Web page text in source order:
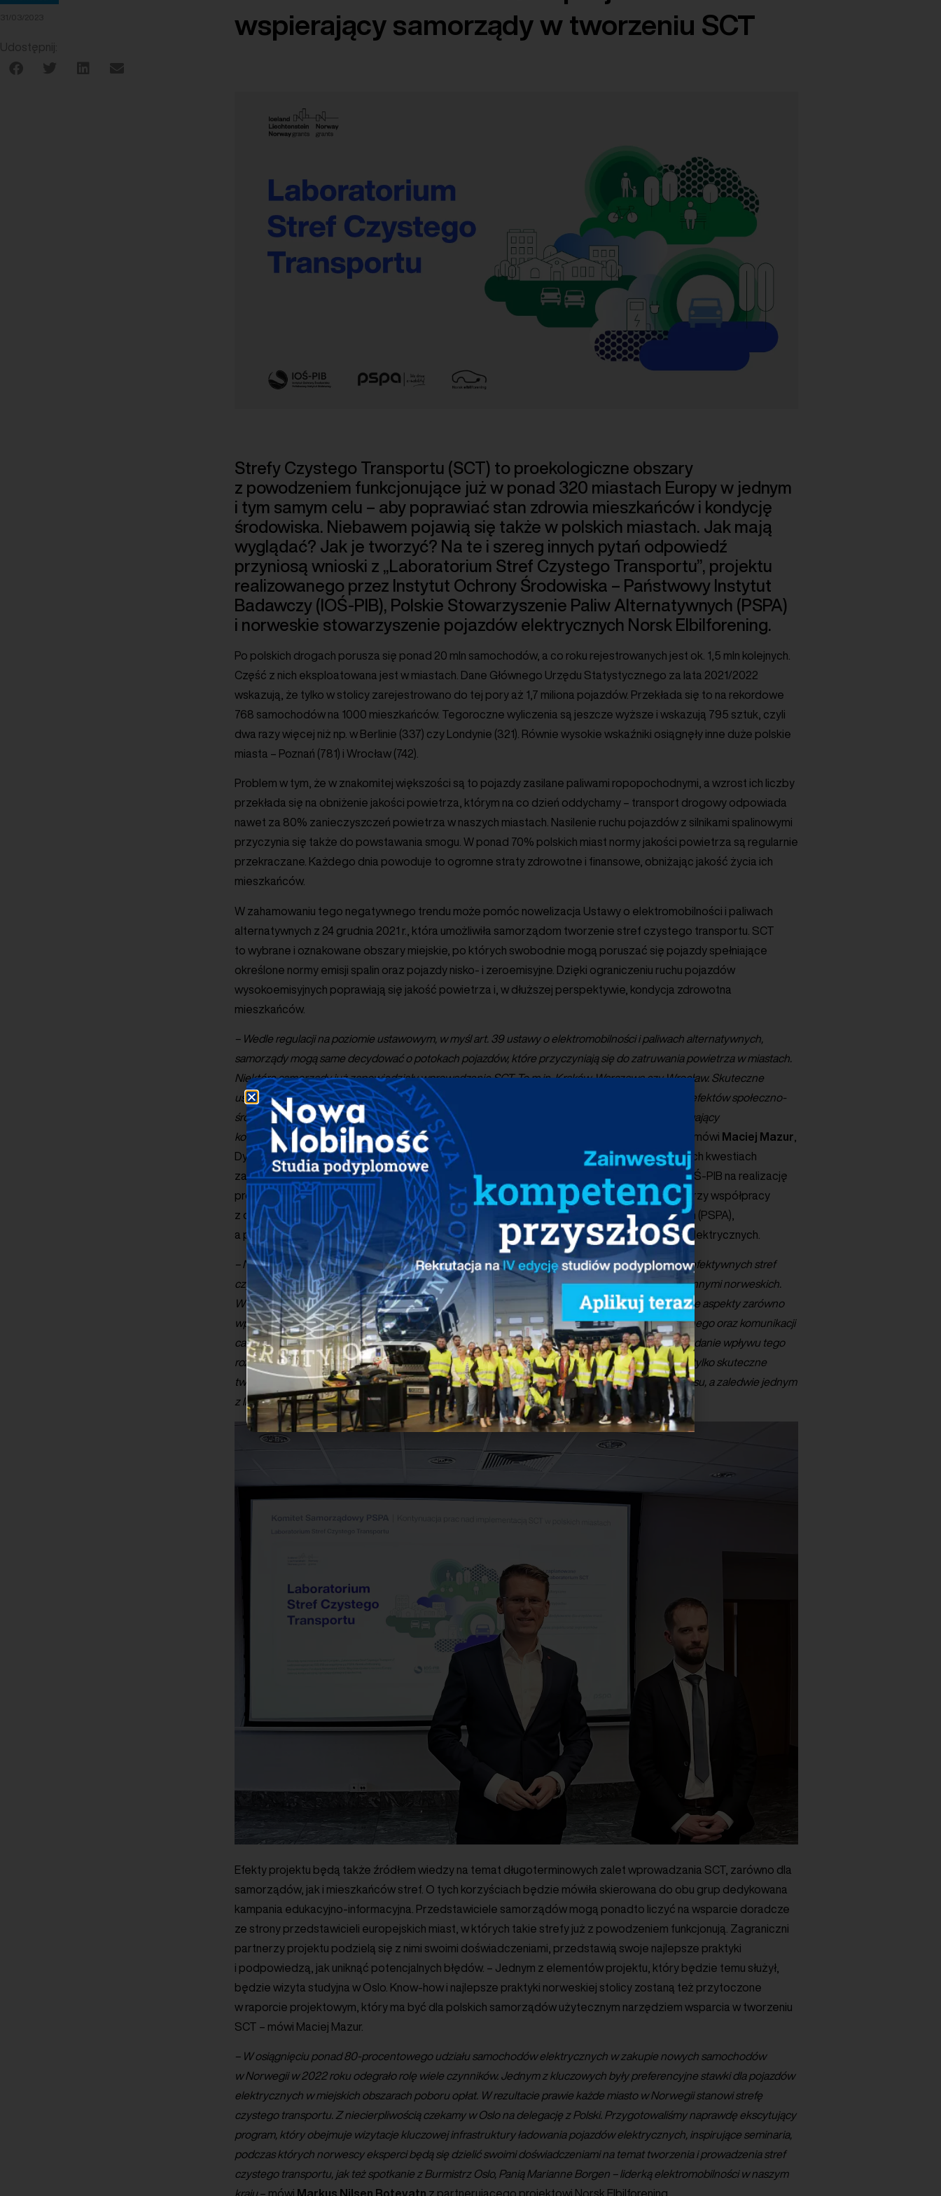
31/03/2023
Udostępnij:
wspierający samorządy w tworzeniu SCT
Strefy Czystego Transportu (SCT) to proekologiczne obszary
z powodzeniem funkcjonujące już w ponad 320 miastach Europy w jednym
i tym samym celu – aby poprawiać stan zdrowia mieszkańców i kondycję
środowiska. Niebawem pojawią się także w polskich miastach. Jak mają
wyglądać? Jak je tworzyć? Na te i szereg innych pytań odpowiedź
przyniosą wnioski z „Laboratorium Stref Czystego Transportu”, projektu
realizowanego przez Instytut Ochrony Środowiska – Państwowy Instytut
Badawczy (IOŚ-PIB), Polskie Stowarzyszenie Paliw Alternatywnych (PSPA)
i norweskie stowarzyszenie pojazdów elektrycznych Norsk Elbilforening.
Po polskich drogach porusza się ponad 20 mln samochodów, a co roku rejestrowanych jest ok. 1,5 mln kolejnych.
Część z nich eksploatowana jest w miastach. Dane Głównego Urzędu Statystycznego za lata 2021/2022
wskazują, że tylko w stolicy zarejestrowano do tej pory aż 1,7 miliona pojazdów. Przekłada się to na rekordowe
768 samochodów na 1000 mieszkańców. Tegoroczne wyliczenia są jeszcze wyższe i wskazują 795 sztuk, czyli
dwa razy więcej niż np. w Berlinie (337) czy Londynie (321). Równie wysokie wskaźniki osiągnęły inne duże polskie
miasta – Poznań (781) i Wrocław (742).
Problem w tym, że w znakomitej większości są to pojazdy zasilane paliwami ropopochodnymi, a wzrost ich liczby
przekłada się na obniżenie jakości powietrza, którym na co dzień oddychamy – transport drogowy odpowiada
nawet za 80% zanieczyszczeń powietrza w naszych miastach. Nasilenie ruchu pojazdów z silnikami spalinowymi
przyczynia się także do powstawania smogu. W ponad 70% polskich miast normy jakości powietrza są regularnie
przekraczane. Każdego dnia powoduje to ogromne straty zdrowotne i finansowe, obniżając jakość życia ich
mieszkańców.
W zahamowaniu tego negatywnego trendu może pomóc nowelizacja Ustawy o elektromobilności i paliwach
alternatywnych z 24 grudnia 2021 r., która umożliwiła samorządom tworzenie stref czystego transportu. SCT
to wybrane i oznakowane obszary miejskie, po których swobodnie mogą poruszać się pojazdy spełniające
określone normy emisji spalin oraz pojazdy nisko- i zeroemisyjne. Dzięki ograniczeniu ruchu pojazdów
wysokoemisyjnych poprawiają się jakość powietrza i, w dłuższej perspektywie, kondycja zdrowotna
mieszkańców.
– Wedle regulacji na poziomie ustawowym, w myśl art. 39 ustawy o elektromobilności i paliwach alternatywnych,
samorządy mogą same decydować o potokach pojazdów, które przyczyniają się do zatruwania powietrza w miastach.
Niektóre samorządy już zapowiedziały wprowadzenie SCT. To m.in. Kraków, Warszawa czy Wrocław. Skuteczne
ustanawianie obszarów niskoemisyjnych i maksymalizacja mających płynąć z tego pozytywnych efektów społeczno-
środowiskowych może jednak być wyzwaniem. Wdrażanie SCT to bardzo złożony proces, wymagający
kompleksowego zaplanowania działań organizacyjnych, wdrożeniowych czy komunikacyjnych
– mówi Maciej Mazur
Dyrektor Zarządzający PSPA. Z myślą o wsparciu jednostek samorządu terytorialnego w tych kwestiach
zawarto w listopadzie 2022 roku umowę pomiędzy Ministerstwem Klimatu i Środowiska a IOŚ-PIB na realizację
projektu „Laboratorium Stref Czystego Transportu”. Przedsięwzięcie będzie realizowane przy współpracy
z dwoma partnerami. Ze strony polskiej jest to Polskie Stowarzyszenie Paliw Alternatywnych (PSPA),
a partnerem z Norwegii jest Norsk Elbilforening, czyli tamtejsze stowarzyszenie pojazdów elektrycznych.
– Nadrzędnym celem projektu jest dostarczenie praktycznej i profesjonalnej wiedzy o tworzeniu efektywnych stref
czystego transportu, wynikającej z najlepszych i sprawdzonych wzorców i doświadczeń, między innymi norweskich.
W tym celu przygotowujemy cykl spotkań warsztatowych, podczas których poruszymy odmienne aspekty zarówno
wprowadzania, jak i funkcjonowania stref – od przygotowania zaplecza naukowego i organizacyjnego oraz komunikacji
całego przedsięwzięcia, przez wdrożenie strefy z uwzględnieniem systemu kontroli wjazdu, po badanie wpływu tego
rozwiązania na jakość powietrza. Planujemy zaprezentować wachlarz narzędzi ułatwiających nie tylko skuteczne
tworzenie, ale też rozwijanie SCT. Pamiętajmy bowiem, że ich ustanowienie nie jest końcem procesu, a zaledwie jednym
z licznych etapów zrównoważonego rozwoju miast– komentuje Maciej Mazur.
Efekty projektu będą także źródłem wiedzy na temat długoterminowych zalet wprowadzania SCT, zarówno dla
samorządów, jak i mieszkańców stref. O tych korzyściach będzie mówiła skierowana do obu grup dedykowana
kampania edukacyjno-informacyjna. Przedstawiciele samorządów mogą ponadto liczyć na wsparcie doradcze
ze strony przedstawicieli europejskich miast, w których takie strefy już z powodzeniem funkcjonują. Zagraniczni
partnerzy projektu podzielą się z nimi swoimi doświadczeniami, przedstawią swoje najlepsze praktyki
i podpowiedzą, jak uniknąć potencjalnych błędów. – Jednym z elementów projektu, który będzie temu służył,
będzie wizyta studyjna w Oslo. Know-how i najlepsze praktyki norweskiej stolicy zostaną też przytoczone
w raporcie projektowym, który ma być dla polskich samorządów użytecznym narzędziem wsparcia w tworzeniu
SCT – mówi Maciej Mazur.
– W osiągnięciu ponad 80-procentowego udziału samochodów elektrycznych w zakupie nowych samochodów
w Norwegii w 2022 roku odegrało rolę wiele czynników. Jednym z kluczowych były preferencyjne stawki dla pojazdów
elektrycznych w miejskich obszarach poboru opłat. W rezultacie prawie każde miasto w Norwegii stanowi strefę
czystego transportu. Z niecierpliwością czekamy w Oslo na delegację z Polski. Przygotowaliśmy naprawdę ekscytujący
program, który obejmuje wizytacje kluczowej infrastruktury ładowania pojazdów elektrycznych, inspirujące seminaria,
podczas których norwescy eksperci będą się dzielić swoimi doświadczeniami na temat tworzenia i prowadzenia stref
czystego transportu, jak też spotkanie z Burmistrz Oslo, Panią Marianne Borgen – liderką elektromobilności w naszym
kraju– mówi Markus Nilsen Rotevatn z partnerującego projektowi Norsk Elbilforening.